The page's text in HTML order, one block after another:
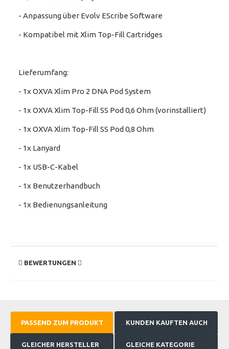
- Anpassung über Evolv EScribe Software
- Kompatibel mit Xlim Top-Fill Cartridges
Lieferumfang:
- 1x OXVA Xlim Pro 2 DNA Pod System
- 1x OXVA Xlim Top-Fill SS Pod 0,6 Ohm (vorinstalliert)
- 1x OXVA Xlim Top-Fill SS Pod 0,8 Ohm
- 1x Lanyard
- 1x USB-C-Kabel
- 1x Benutzerhandbuch
- 1x Bedienungsanleitung
BEWERTUNGEN
PASSEND ZUM PRODUKT KUNDEN KAUFTEN AUCH
GLEICHER HERSTELLER GLEICHE KATEGORIE